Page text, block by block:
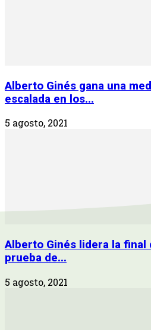
Alberto Ginés gana una
escalada en los...
5 agosto, 2021
Alberto Ginés lidera la final
prueba de...
5 agosto, 2021